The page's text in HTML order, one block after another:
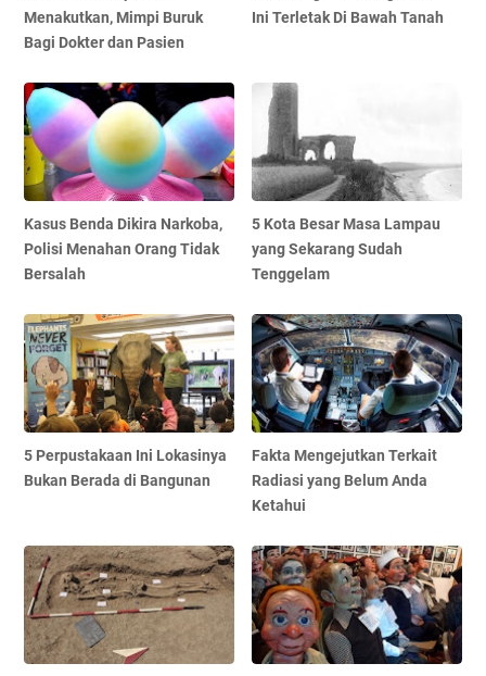
Menakutkan, Mimpi Buruk
Bagi Dokter dan Pasien
Ini Terletak Di Bawah Tanah
Kasus Benda Dikira Narkoba,
Polisi Menahan Orang Tidak
Bersalah
5 Kota Besar Masa Lampau
yang Sekarang Sudah
Tenggelam
5 Perpustakaan Ini Lokasinya
Bukan Berada di Bangunan
Fakta Mengejutkan Terkait
Radiasi yang Belum Anda
Ketahui